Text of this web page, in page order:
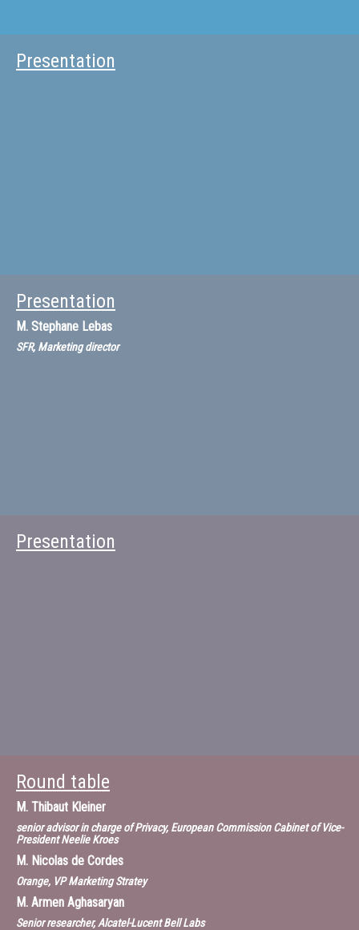
Presentation
Presentation
M. Stephane Lebas
SFR, Marketing director
Presentation
Round table
M. Thibaut Kleiner
senior advisor in charge of Privacy, European Commission Cabinet of Vice-
President Neelie Kroes
M. Nicolas de Cordes
Orange, VP Marketing Stratey
M. Armen Aghasaryan
Senior researcher, Alcatel-Lucent Bell Labs